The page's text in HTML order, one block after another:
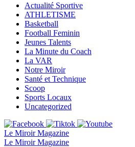
Actualité Sportive
ATHLETISME
Basketball
Football Feminin
Jeunes Talents
La Minute du Coach
La VAR
Notre Miroir
Santé et Technique
Scoop
Sports Locaux
Uncategorized
Le Miroir Magazine
Le Miroir Magazine